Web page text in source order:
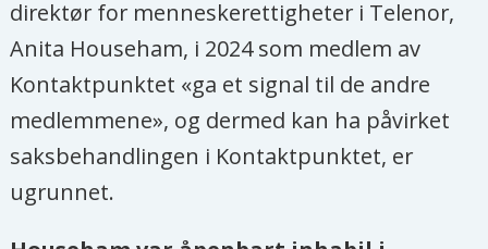
direktør for menneskerettigheter i Telenor,
Anita Househam, i 2024 som medlem av
Kontaktpunktet «ga et signal til de andre
medlemmene», og dermed kan ha påvirket
saksbehandlingen i Kontaktpunktet, er
ugrunnet.